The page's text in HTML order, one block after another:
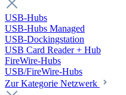
USB-Hubs
USB-Hubs Managed
USB-Dockingstation
USB Card Reader + Hub
FireWire-Hubs
USB/FireWire-Hubs
Zur Kategorie Netzwerk